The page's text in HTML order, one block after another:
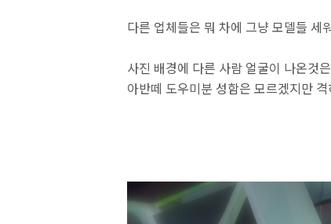
다른 업체들은 뭐 차에 그냥 모델들 세
사진 배경에 다른 사람 얼굴이 나온것
아반떼 도우미분 성함은 모르겠지만